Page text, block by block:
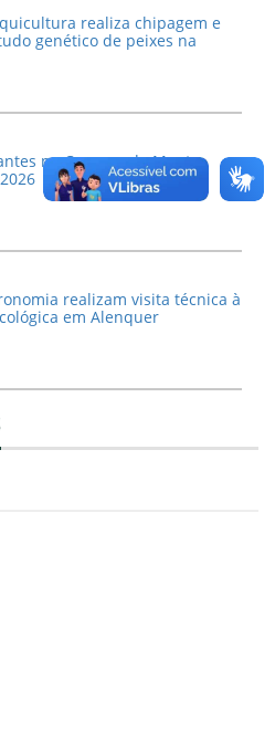
e Ata de Seleção do Edital
realiza chipagem e
genético de peixes na
no Campus de Monte
realizam visita técnica à
em Alenquer